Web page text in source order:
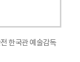
한국관 예술감독